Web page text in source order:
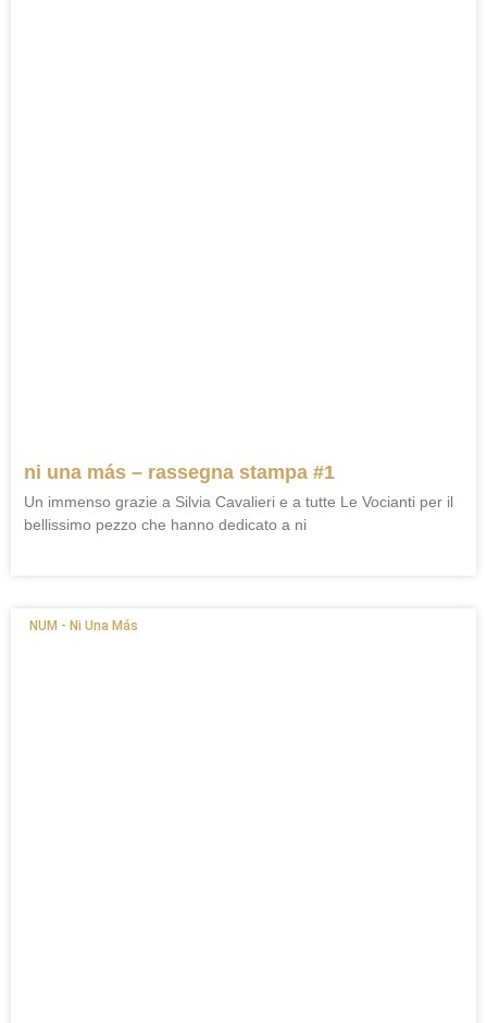
ni una más – rassegna stampa #1
Un immenso grazie a Silvia Cavalieri e a tutte Le Vocianti per il
bellissimo pezzo che hanno dedicato a ni
NUM - Ni Una Más